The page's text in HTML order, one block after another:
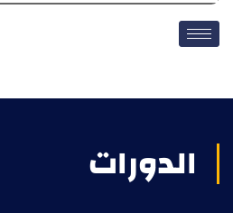
الدورات